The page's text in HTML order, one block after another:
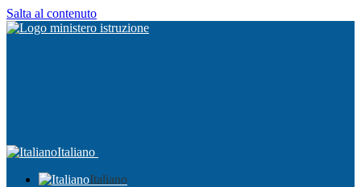
Salta al contenuto
Italiano
Italiano